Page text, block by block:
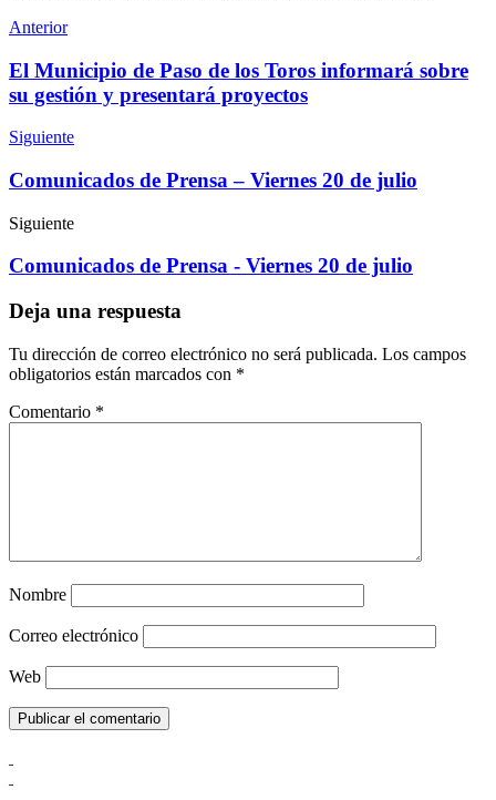
Anterior
El Municipio de Paso de los Toros informará sobre
su gestión y presentará proyectos
Siguiente
Comunicados de Prensa – Viernes 20 de julio
Siguiente
Comunicados de Prensa - Viernes 20 de julio
Deja una respuesta
Tu dirección de correo electrónico no será publicada. Los campos
obligatorios están marcados con *
Comentario *
Nombre
Correo electrónico
Web